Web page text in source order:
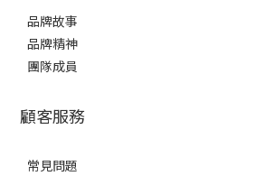
品牌故事
品牌精神
團隊成員
顧客服務
常見問題